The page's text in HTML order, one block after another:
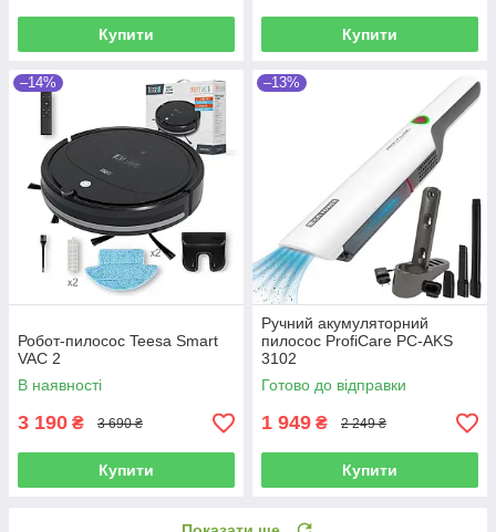
Купити Купити
–14%
Робот-пилосос Teesa Smart
VAC 2
В наявності
3 190 ₴ 3 690 ₴
Купити
–13%
Ручний акумуляторний
пилосос ProfiCare PC-AKS
3102
Готово до відправки
1 949 ₴ 2 249 ₴
Купити